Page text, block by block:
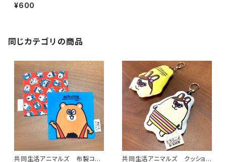
キーホルダー（新沼）
¥600
同じカテゴリの商品
共同生活アニマルズ 布製コー
共同生活アニマルズ クッション